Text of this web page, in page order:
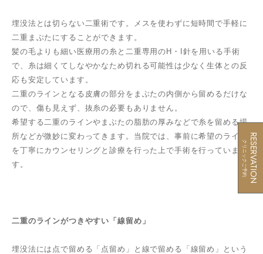
埋没法とは切らない二重術です。メスを使わずに短時間で手軽に
二重まぶたにすることができます。
髪の毛よりも細い医療用の糸と二重専用のH・I針を用いる手術
で、糸は細くてしなやかなため切れる可能性は少なく生体との反
応も安定しています。
二重のラインとなる皮膚の部分をまぶたの内側から留めるだけな
ので、傷も見えず、抜糸の必要もありません。
希望する二重のラインやまぶたの脂肪の厚みなどで糸を留める場
所などが微妙に変わってきます。当院では、事前に希望のライン
を丁寧にカウンセリングと診療を行った上で手術を行っていま
す。
二重のラインがつきやすい「線留め」
埋没法には点で留める「点留め」と線で留める「線留め」という
RESERVATION
クリニックご予約